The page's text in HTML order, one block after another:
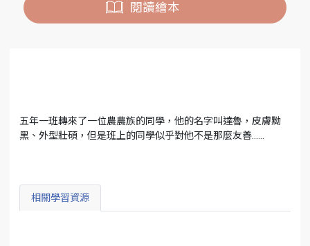
閱讀繪本
五年一班轉來了一位農農族的同學，他的名字叫達魯，皮膚黝
黑、外型壯碩，但是班上的同學似乎對他不是那麼友善......
相關學習資源